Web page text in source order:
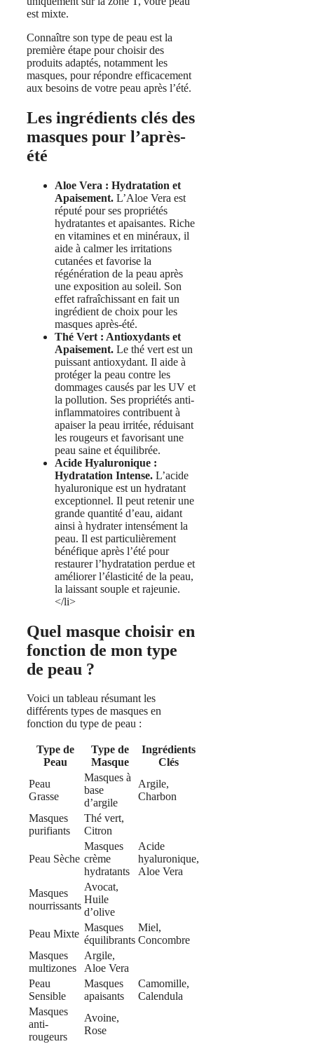
est mixte.
Connaître son type de peau est la
première étape pour choisir des
produits adaptés, notamment les
masques, pour répondre efficacement
aux besoins de votre peau après l’été.
Les ingrédients clés des
masques pour l’après-
été
Aloe Vera : Hydratation et
Apaisement. L’Aloe Vera est
réputé pour ses propriétés
hydratantes et apaisantes. Riche
en vitamines et en minéraux, il
aide à calmer les irritations
cutanées et favorise la
régénération de la peau après
une exposition au soleil. Son
effet rafraîchissant en fait un
ingrédient de choix pour les
masques après-été.
Thé Vert : Antioxydants et
Apaisement. Le thé vert est un
puissant antioxydant. Il aide à
protéger la peau contre les
dommages causés par les UV et
la pollution. Ses propriétés anti-
inflammatoires contribuent à
apaiser la peau irritée, réduisant
les rougeurs et favorisant une
peau saine et équilibrée.
Acide Hyaluronique :
Hydratation Intense. L’acide
hyaluronique est un hydratant
exceptionnel. Il peut retenir une
grande quantité d’eau, aidant
ainsi à hydrater intensément la
peau. Il est particulièrement
bénéfique après l’été pour
restaurer l’hydratation perdue et
améliorer l’élasticité de la peau,
la laissant souple et rajeunie.
</li>
Quel masque choisir en
fonction de mon type
de peau ?
Voici un tableau résumant les
différents types de masques en
fonction du type de peau :
Type de
Peau
Type de
Masque
Ingrédients
Clés
Peau
Grasse
Masques à
base
d’argile
Argile,
Charbon
Masques
purifiants
Thé vert,
Citron
Peau Sèche
Masques
crème
hydratants
Acide
hyaluronique,
Aloe Vera
Masques
nourrissants
Avocat,
Huile
d’olive
Peau Mixte
Masques
équilibrants
Miel,
Concombre
Masques
multizones
Argile,
Aloe Vera
Peau
Sensible
Masques
apaisants
Camomille,
Calendula
Masques
anti-
rougeurs
Avoine,
Rose